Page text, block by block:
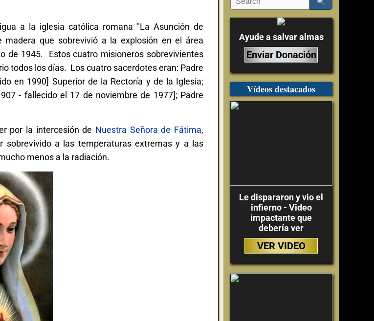
a la iglesia católica romana "La Asunción de
que sobrevivió a la explosión en el área
de 1945. Estos cuatro misioneros sobrevivientes
todos los días. Los cuatro sacerdotes eran: Padre
en 1990] Superior de la Rectoría y de la Iglesia;
- fallecido el 17 de noviembre de 1977]; Padre
por la intercesión de Nuestra Señora de Fátima,
sobrevivido a las temperaturas extremas y a las
menos a la radiación.
Ayude a salvar almas
Enviar Donación
Vídeos destacados
Le dispararon y vio el
infierno - Video
impactante que
debería ver
VER VIDEO